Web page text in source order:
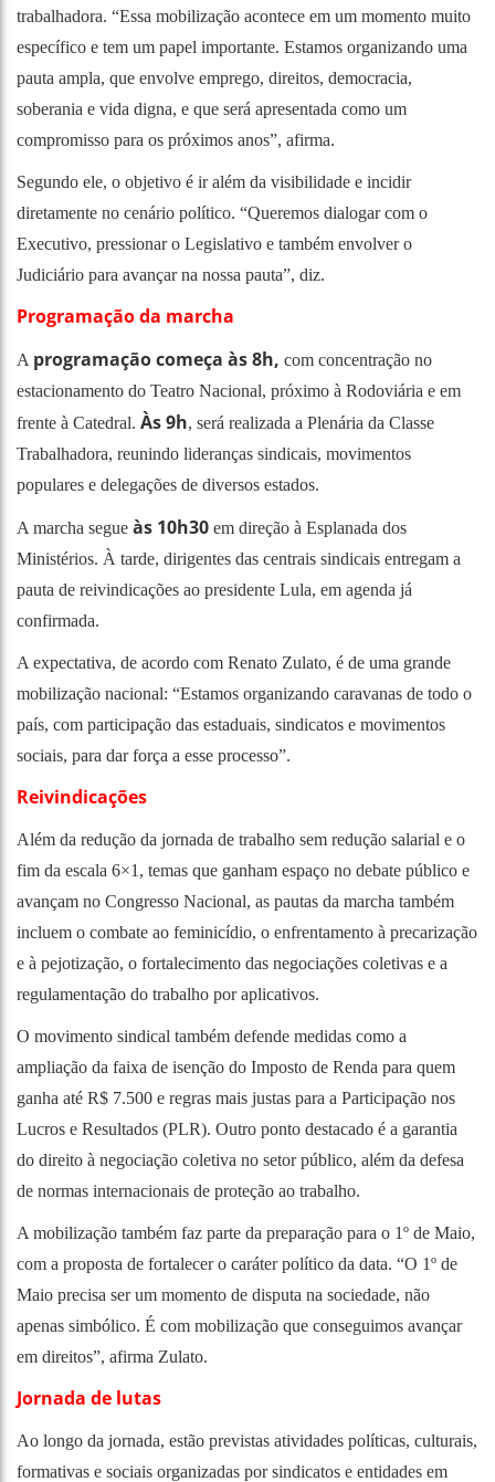
trabalhadora. “Essa mobilização acontece em um momento muito
específico e tem um papel importante. Estamos organizando uma
pauta ampla, que envolve emprego, direitos, democracia,
soberania e vida digna, e que será apresentada como um
compromisso para os próximos anos”, afirma.
Segundo ele, o objetivo é ir além da visibilidade e incidir
diretamente no cenário político. “Queremos dialogar com o
Executivo, pressionar o Legislativo e também envolver o
Judiciário para avançar na nossa pauta”, diz.
Programação da marcha
A programação começa às 8h, com concentração no
estacionamento do Teatro Nacional, próximo à Rodoviária e em
frente à Catedral. Às 9h, será realizada a Plenária da Classe
Trabalhadora, reunindo lideranças sindicais, movimentos
populares e delegações de diversos estados.
A marcha segue às 10h30 em direção à Esplanada dos
Ministérios. À tarde, dirigentes das centrais sindicais entregam a
pauta de reivindicações ao presidente Lula, em agenda já
confirmada.
A expectativa, de acordo com Renato Zulato, é de uma grande
mobilização nacional: “Estamos organizando caravanas de todo o
país, com participação das estaduais, sindicatos e movimentos
sociais, para dar força a esse processo”.
Reivindicações
Além da redução da jornada de trabalho sem redução salarial e o
fim da escala 6×1, temas que ganham espaço no debate público e
avançam no Congresso Nacional, as pautas da marcha também
incluem o combate ao feminicídio, o enfrentamento à precarização
e à pejotização, o fortalecimento das negociações coletivas e a
regulamentação do trabalho por aplicativos.
O movimento sindical também defende medidas como a
ampliação da faixa de isenção do Imposto de Renda para quem
ganha até R$ 7.500 e regras mais justas para a Participação nos
Lucros e Resultados (PLR). Outro ponto destacado é a garantia
do direito à negociação coletiva no setor público, além da defesa
de normas internacionais de proteção ao trabalho.
A mobilização também faz parte da preparação para o 1º de Maio,
com a proposta de fortalecer o caráter político da data. “O 1º de
Maio precisa ser um momento de disputa na sociedade, não
apenas simbólico. É com mobilização que conseguimos avançar
em direitos”, afirma Zulato.
Jornada de lutas
Ao longo da jornada, estão previstas atividades políticas, culturais,
formativas e sociais organizadas por sindicatos e entidades em